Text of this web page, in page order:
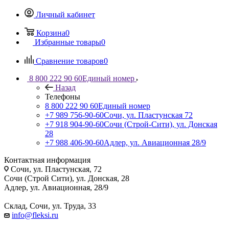
Личный кабинет
Корзина0
Избранные товары0
Сравнение товаров0
8 800 222 90 60Единый номер
Назад
Телефоны
8 800 222 90 60Единый номер
+7 989 756-90-60Сочи, ул. Пластунская 72
+7 918 904-90-60Сочи (Строй-Сити), ул. Донская
28
+7 988 406-90-60Адлер, ул. Авиационная 28/9
Контактная информация
Сочи, ул. Пластунская, 72
Сочи (Строй Сити), ул. Донская, 28
Адлер, ул. Авиационная, 28/9
Склад, Сочи, ул. Труда, 33
info@fleksi.ru